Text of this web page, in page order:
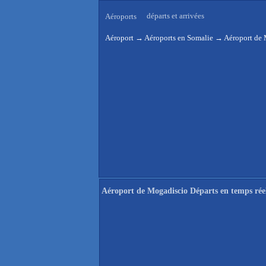
Aéroports départs et arrivées
Aéroport → Aéroports en Somalie → Aéroport de
Aéroport de Mogadiscio Départs en temps